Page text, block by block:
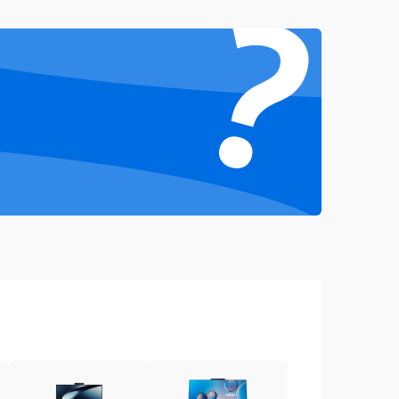
Подробнее →
Подробнее →
Подробнее →
2000 ₽ Подробнее →
?